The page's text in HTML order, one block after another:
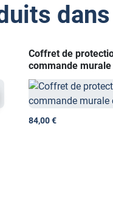
Coffret de
commande
84,00 €